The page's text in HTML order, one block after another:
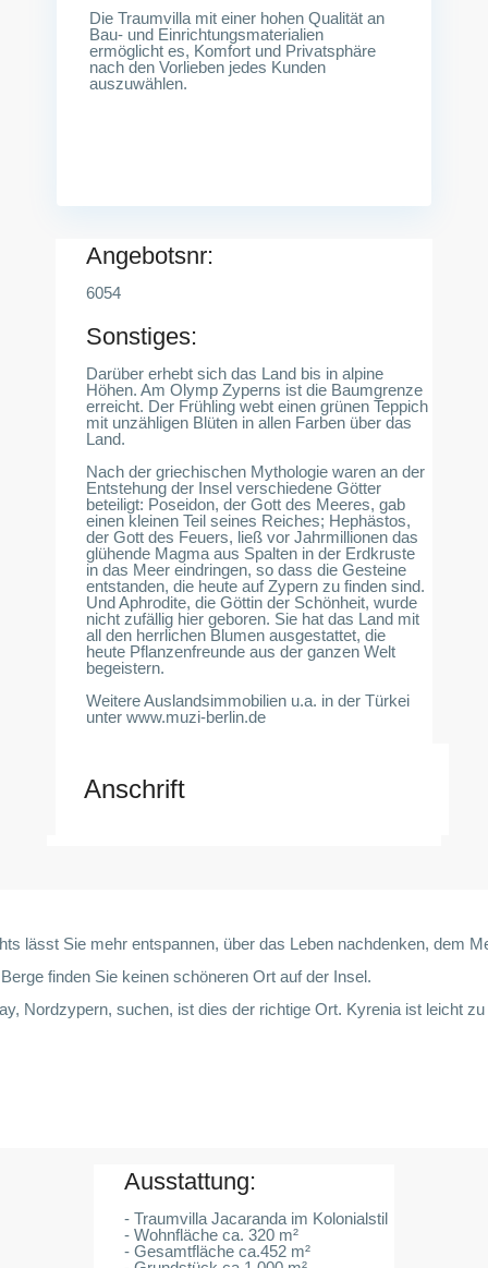
Die Traumvilla mit einer hohen Qualität an
Bau- und Einrichtungsmaterialien
ermöglicht es, Komfort und Privatsphäre
nach den Vorlieben jedes Kunden
auszuwählen.
Angebotsnr:
6054
Sonstiges:
Darüber erhebt sich das Land bis in alpine
Höhen. Am Olymp Zyperns ist die Baumgrenze
erreicht. Der Frühling webt einen grünen Teppich
mit unzähligen Blüten in allen Farben über das
Land.
Nach der griechischen Mythologie waren an der
Entstehung der Insel verschiedene Götter
beteiligt: Poseidon, der Gott des Meeres, gab
einen kleinen Teil seines Reiches; Hephästos,
der Gott des Feuers, ließ vor Jahrmillionen das
glühende Magma aus Spalten in der Erdkruste
in das Meer eindringen, so dass die Gesteine
entstanden, die heute auf Zypern zu finden sind.
Und Aphrodite, die Göttin der Schönheit, wurde
nicht zufällig hier geboren. Sie hat das Land mit
all den herrlichen Blumen ausgestattet, die
heute Pflanzenfreunde aus der ganzen Welt
begeistern.
Weitere Auslandsimmobilien u.a. in der Türkei
unter www.muzi-berlin.de
Anschrift
lässt Sie mehr entspannen, über das Leben nachdenken, dem
finden Sie keinen schöneren Ort auf der Insel.
Nordzypern, suchen, ist dies der richtige Ort. Kyrenia ist leicht
Ausstattung:
- Traumvilla Jacaranda im Kolonialstil
- Wohnfläche ca. 320 m²
- Gesamtfläche ca.452 m²